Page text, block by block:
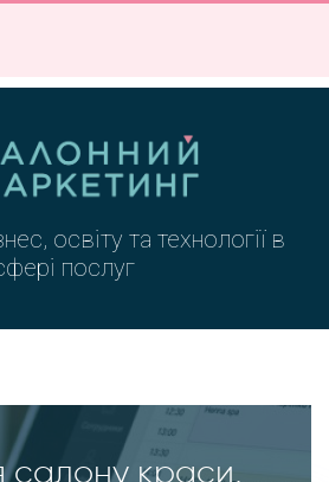
освіту та технології в
послуг
салону краси,